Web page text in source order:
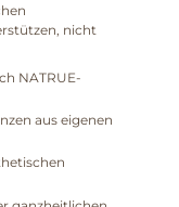
nicht
NATRUE-
aus eigenen